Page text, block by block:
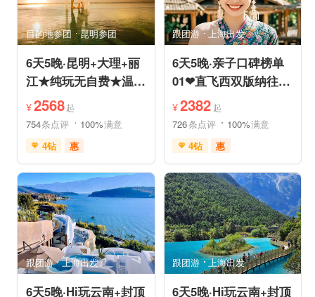
森林草原
特色民宿
亲子休闲
自由活动
目的地参团
昆明参团
6天5晚·昆明+大理+丽
江★纯玩无自费★温德
姆国际连锁酒店入住
¥2568起
754条点评 100%满意
4钻
惠
免费接送机
中文服务
管家服务
品质游
喀斯特地貌
滇池红嘴鸥
乡村趣游
古镇古村
雪山之旅
赏花之旅
美景探索
深度人文
世界遗产
摄影之旅
休闲度假
特色民宿
跟团游 上海出发
6天5晚·Hi玩云南+封顶
跟团游 上海出发
6天5晚·亲子口碑榜单
01❤直飞西双版纳往返
机票❤拼小团轻奢0购
物纯玩
¥2382 起
726条点评 100%满意
4钻
惠
免费接送机
中文服务
管家服务
品质游
情侣游
乡村趣游
古镇古村
动植物园
祈福之旅
森林公园
深度人文
世界遗产
摄影之旅
研学体验
休闲度假
特色民宿
跟团游 上海出发
6天5晚·Hi玩云南+封顶